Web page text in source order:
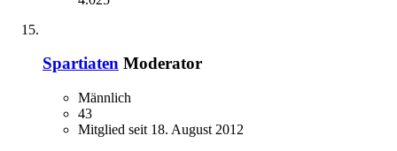
Spartiaten Moderator
Männlich
43
Mitglied seit 18. August 2012